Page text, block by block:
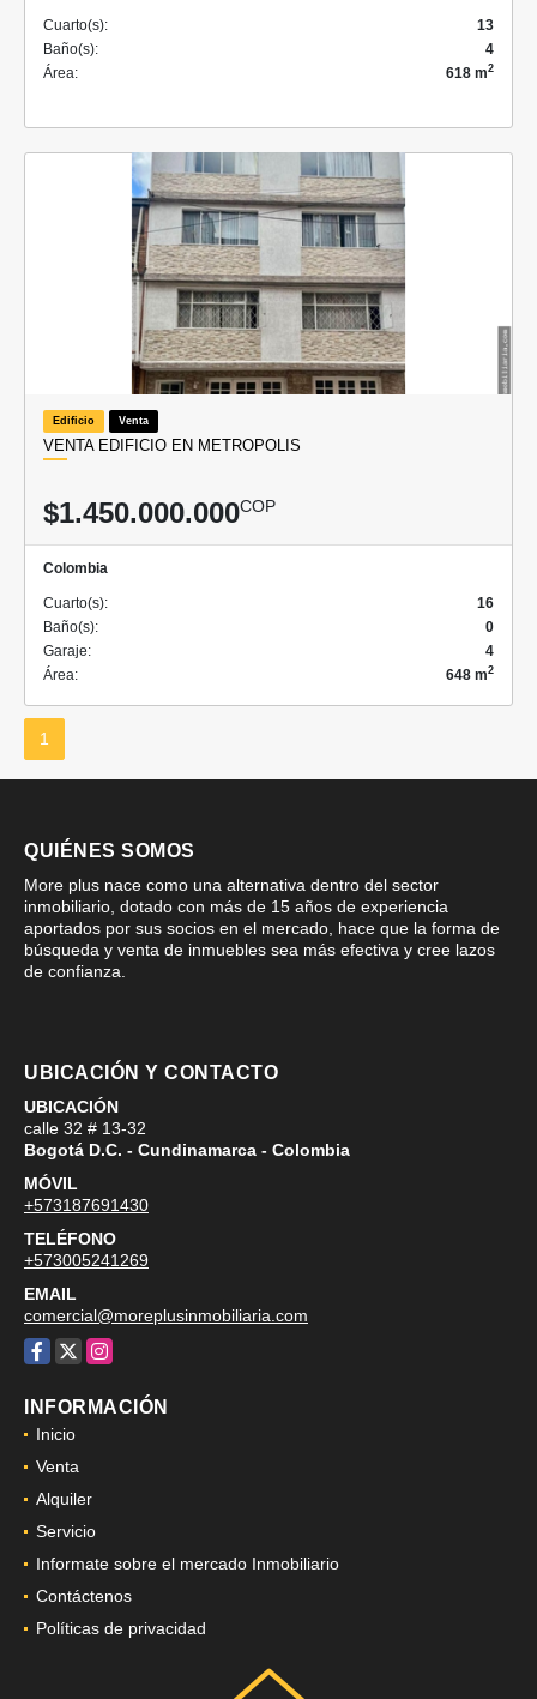
Cuarto(s):
13
Baño(s):
4
Área:
618 m2
Edificio Venta
VENTA EDIFICIO EN METROPOLIS
$1.450.000.000COP
Colombia
Cuarto(s):
16
Baño(s):
0
Garaje:
4
Área:
648 m2
1
QUIÉNES SOMOS
More plus nace como una alternativa dentro del sector
inmobiliario, dotado con más de 15 años de experiencia
aportados por sus socios en el mercado, hace que la forma de
búsqueda y venta de inmuebles sea más efectiva y cree lazos
de confianza.
UBICACIÓN Y CONTACTO
UBICACIÓN
calle 32 # 13-32
Bogotá D.C. - Cundinamarca - Colombia
MÓVIL
+573187691430
TELÉFONO
+573005241269
EMAIL
comercial@moreplusinmobiliaria.com
Facebook
X Instagram
INFORMACIÓN
Inicio
Venta
Alquiler
Servicio
Informate sobre el mercado Inmobiliario
Contáctenos
Políticas de privacidad